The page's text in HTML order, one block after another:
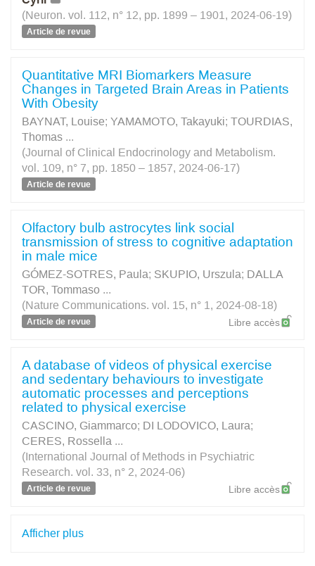
(Neuron. vol. 112, n° 12, pp. 1899 – 1901, 2024-06-19)
Article de revue
Quantitative MRI Biomarkers Measure
Changes in Targeted Brain Areas in Patients
With Obesity
BAYNAT, Louise; YAMAMOTO, Takayuki; TOURDIAS,
Thomas ...
(Journal of Clinical Endocrinology and Metabolism.
vol. 109, n° 7, pp. 1850 – 1857, 2024-06-17)
Article de revue
Olfactory bulb astrocytes link social
transmission of stress to cognitive adaptation
in male mice
GÓMEZ-SOTRES, Paula; SKUPIO, Urszula; DALLA
TOR, Tommaso ...
(Nature Communications. vol. 15, n° 1, 2024-08-18)
Article de revue Libre accès
A database of videos of physical exercise
and sedentary behaviours to investigate
automatic processes and perceptions
related to physical exercise
CASCINO, Giammarco; DI LODOVICO, Laura;
CERES, Rossella ...
(International Journal of Methods in Psychiatric
Research. vol. 33, n° 2, 2024-06)
Article de revue Libre accès
Afficher plus